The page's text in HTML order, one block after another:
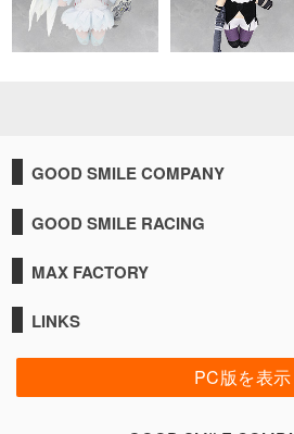
GOOD SMILE COMPANY
GOOD SMILE RACING
MAX FACTORY
LINKS
PC版を表示